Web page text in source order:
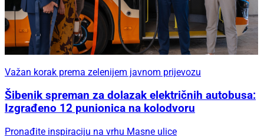
Važan korak prema zelenijem javnom prijevozu
Šibenik spreman za dolazak električnih autobusa:
Izgrađeno 12 punionica na kolodvoru
Pronađite inspiraciju na vrhu Masne ulice